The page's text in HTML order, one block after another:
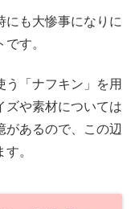
にも大惨事になりに
す。
う「ナフキン」を用
ズや素材については
があるので、この辺
。